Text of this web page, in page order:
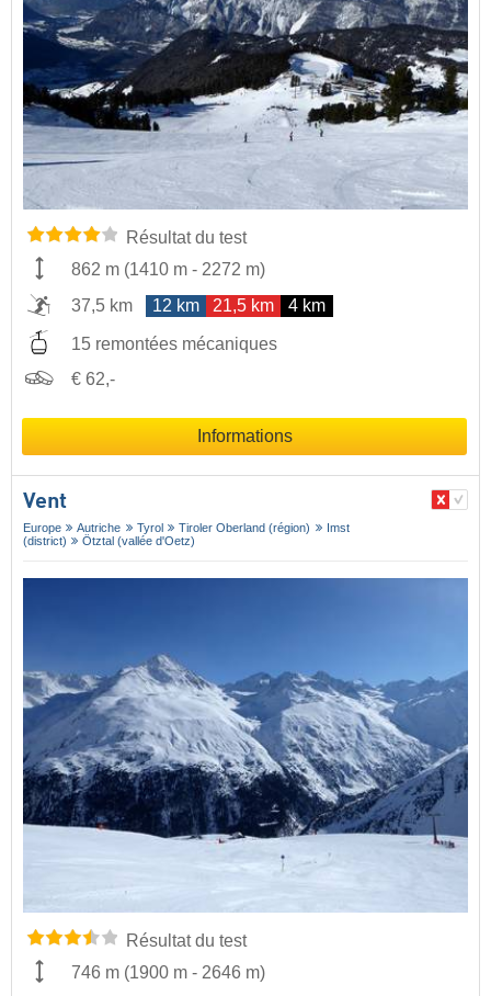
Résultat du test
862 m (1410 m - 2272 m)
37,5 km
12 km 21,5 km 4 km
15 remontées mécaniques
€ 62,-
Informations
Vent
Europe Autriche Tyrol Tiroler Oberland (région)
Imst
(district)
Ötztal (vallée d'Oetz)
Résultat du test
746 m (1900 m - 2646 m)